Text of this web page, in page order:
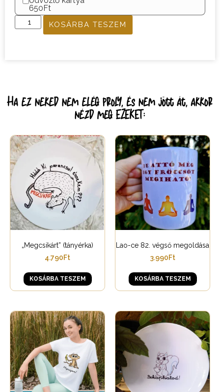
650Ft
KOSÁRBA TESZEM
Ha ez neked nem elég proly, és nem jött át, akkor
nézd meg EZEKET:
„Megcsikárt” (tányérka)
4.790Ft
KOSÁRBA TESZEM
Lao-ce 82. végső megoldása
3.990Ft
KOSÁRBA TESZEM